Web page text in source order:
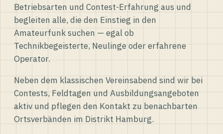
Betriebsarten und Contest-Erfahrung aus und
begleiten alle, die den Einstieg in den
Amateurfunk suchen — egal ob
Technikbegeisterte, Neulinge oder erfahrene
Operator.
Neben dem klassischen Vereinsabend sind wir bei
Contests, Feldtagen und Ausbildungsangeboten
aktiv und pflegen den Kontakt zu benachbarten
Ortsverbänden im Distrikt Hamburg.